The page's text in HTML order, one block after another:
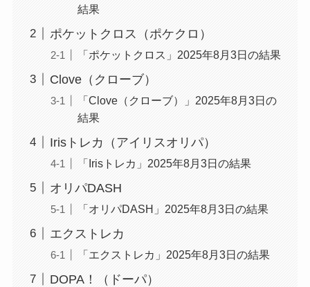
結果
ポケットクロス（ポケクロ）
「ポケットクロス」2025年8月3日の結果
Clove（クローブ）
「Clove（クローブ）」2025年8月3日の
結果
Irisトレカ（アイリスオリパ）
「Irisトレカ」2025年8月3日の結果
オリパDASH
「オリパDASH」2025年8月3日の結果
エクストレカ
「エクストレカ」2025年8月3日の結果
DOPA！（ドーパ）